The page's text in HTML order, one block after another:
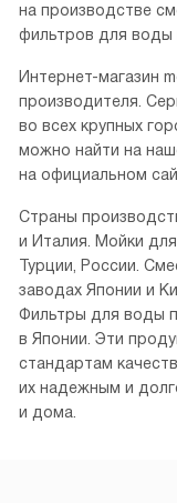
на производстве
фильтров для воды
Интернет-магазин
производителя.
во всех крупных
можно найти на
на официальном
Страны
и Италия. Мойки для
Турции, России.
заводах Японии и
Фильтры для воды
в Японии. Эти
стандартам
их надежным и
и дома.